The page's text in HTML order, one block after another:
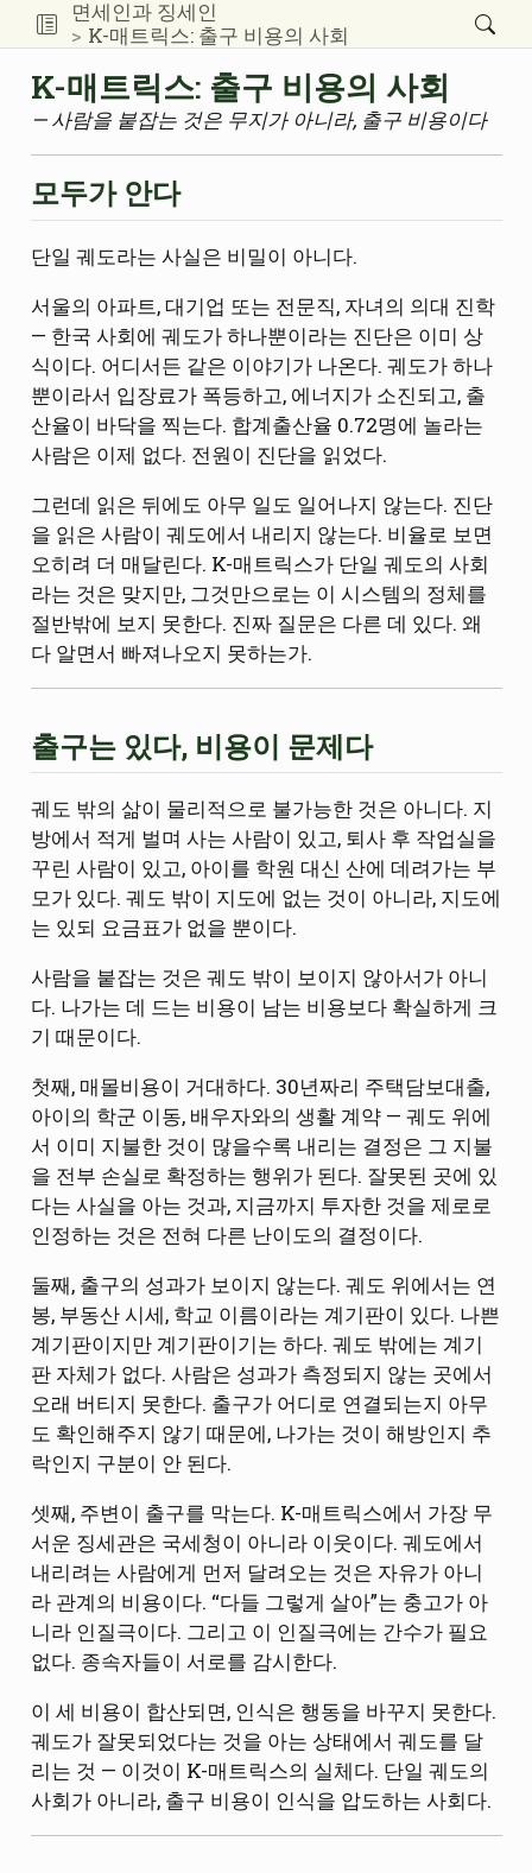
면세인과 징세인
K-매트릭스: 출구 비용의 사회
K-매트릭스: 출구 비용의 사회
— 사람을 붙잡는 것은 무지가 아니라, 출구 비용이다
모두가 안다
단일 궤도라는 사실은 비밀이 아니다.
서울의 아파트, 대기업 또는 전문직, 자녀의 의대 진학
— 한국 사회에 궤도가 하나뿐이라는 진단은 이미 상
식이다. 어디서든 같은 이야기가 나온다. 궤도가 하나
뿐이라서 입장료가 폭등하고, 에너지가 소진되고, 출
산율이 바닥을 찍는다. 합계출산율 0.72명에 놀라는
사람은 이제 없다. 전원이 진단을 읽었다.
그런데 읽은 뒤에도 아무 일도 일어나지 않는다. 진단
을 읽은 사람이 궤도에서 내리지 않는다. 비율로 보면
오히려 더 매달린다. K-매트릭스가 단일 궤도의 사회
라는 것은 맞지만, 그것만으로는 이 시스템의 정체를
절반밖에 보지 못한다. 진짜 질문은 다른 데 있다. 왜
다 알면서 빠져나오지 못하는가.
출구는 있다, 비용이 문제다
궤도 밖의 삶이 물리적으로 불가능한 것은 아니다. 지
방에서 적게 벌며 사는 사람이 있고, 퇴사 후 작업실을
꾸린 사람이 있고, 아이를 학원 대신 산에 데려가는 부
모가 있다. 궤도 밖이 지도에 없는 것이 아니라, 지도에
는 있되 요금표가 없을 뿐이다.
사람을 붙잡는 것은 궤도 밖이 보이지 않아서가 아니
다. 나가는 데 드는 비용이 남는 비용보다 확실하게 크
기 때문이다.
첫째, 매몰비용이 거대하다. 30년짜리 주택담보대출,
아이의 학군 이동, 배우자와의 생활 계약 — 궤도 위에
서 이미 지불한 것이 많을수록 내리는 결정은 그 지불
을 전부 손실로 확정하는 행위가 된다. 잘못된 곳에 있
다는 사실을 아는 것과, 지금까지 투자한 것을 제로로
인정하는 것은 전혀 다른 난이도의 결정이다.
둘째, 출구의 성과가 보이지 않는다. 궤도 위에서는 연
봉, 부동산 시세, 학교 이름이라는 계기판이 있다. 나쁜
계기판이지만 계기판이기는 하다. 궤도 밖에는 계기
판 자체가 없다. 사람은 성과가 측정되지 않는 곳에서
오래 버티지 못한다. 출구가 어디로 연결되는지 아무
도 확인해주지 않기 때문에, 나가는 것이 해방인지 추
락인지 구분이 안 된다.
셋째, 주변이 출구를 막는다. K-매트릭스에서 가장 무
서운 징세관은 국세청이 아니라 이웃이다. 궤도에서
내리려는 사람에게 먼저 달려오는 것은 자유가 아니
라 관계의 비용이다. “다들 그렇게 살아”는 충고가 아
니라 인질극이다. 그리고 이 인질극에는 간수가 필요
없다. 종속자들이 서로를 감시한다.
이 세 비용이 합산되면, 인식은 행동을 바꾸지 못한다.
궤도가 잘못되었다는 것을 아는 상태에서 궤도를 달
리는 것 — 이것이 K-매트릭스의 실체다. 단일 궤도의
사회가 아니라, 출구 비용이 인식을 압도하는 사회다.